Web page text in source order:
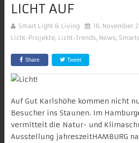
LICHT AUF
Smart Light & Living 16. November
Licht-Projekte, Licht-Trends, News,
Share Tweet
Auf Gut Karlshöhe kommen nicht
Besucher ins Staunen. Im
vermittelt die Natur- und
Ausstellung jahreszeitHAMBURG